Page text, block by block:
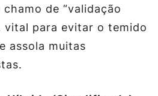
de “validação
vital para evitar o temido
assola muitas